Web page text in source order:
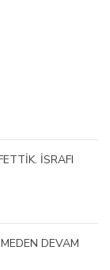
İSRAFI
DEVAM